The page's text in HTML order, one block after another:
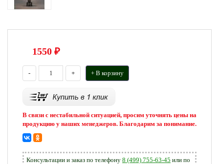
1550 ₽
- + + В корзину
В связи с нестабильной ситуацией, просим уточнять цены на
продукцию у наших менеджеров. Благодарим за понимание.
Консультации и заказ по телефону 8 (499) 755-63-45 или по